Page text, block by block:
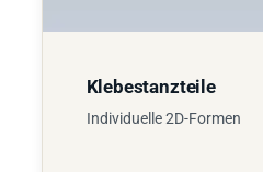
Klebestanzteile
Individuelle 2D-Formen